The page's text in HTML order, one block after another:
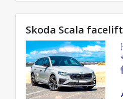
Skoda Scala facelift